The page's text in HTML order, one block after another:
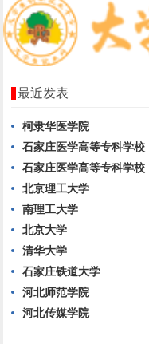
最近发表
柯隶华医学院
石家庄医学高等专科学校
石家庄医学高等专科学校
北京理工大学
南理工大学
北京大学
清华大学
石家庄铁道大学
河北师范学院
河北传媒学院